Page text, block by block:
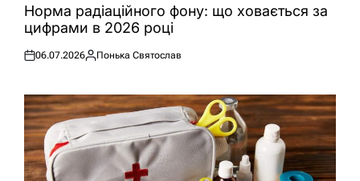
УНорма радіаційного фону: що ховається за
цифрами в 2026 році
Оприлюднено
06.07.2026
Опубліковано
Понька Святослав